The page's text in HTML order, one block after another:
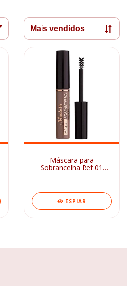
Máscara para
Sobrancelha Ref 01
ESPIAR